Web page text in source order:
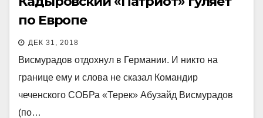
по Европе
ДЕК 31, 2018
Висмурадов отдохнул в Германии. И никто на
границе ему и слова не сказал Командир
чеченского СОБРа «Терек» Абузайд Висмурадов
(по…